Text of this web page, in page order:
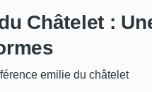
Châtelet :